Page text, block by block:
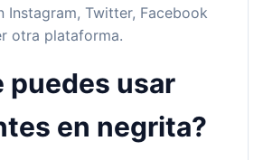
Instagram, Twitter, Facebook
otra plataforma.
puedes usar
en negrita?